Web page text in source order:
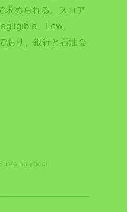
求められる。スコア
、Low、
あり、銀行と石油会